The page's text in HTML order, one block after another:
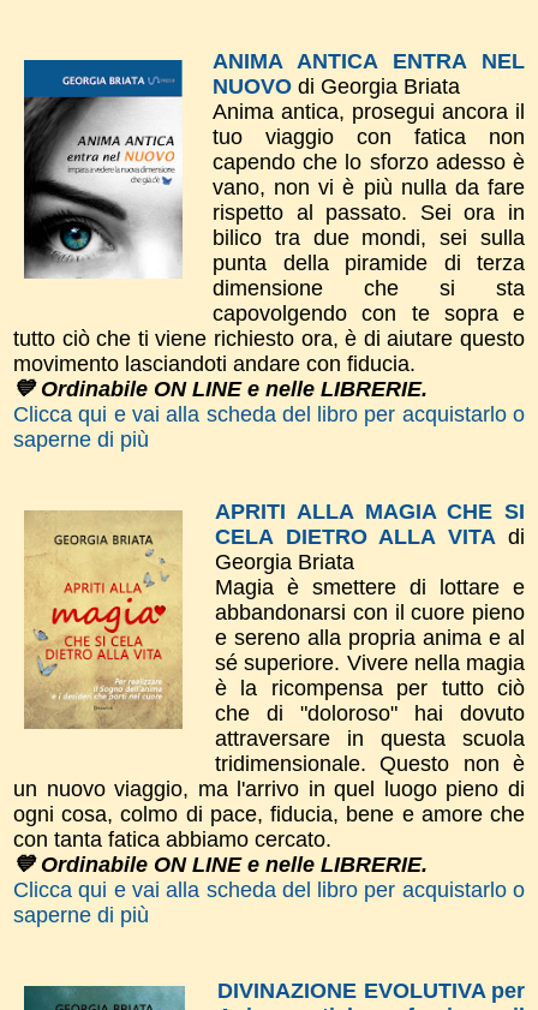
ANIMA ANTICA ENTRA NEL
NUOVO di Georgia Briata
Anima antica, prosegui ancora il
tuo viaggio con fatica non
capendo che lo sforzo adesso è
vano, non vi è più nulla da fare
rispetto al passato. Sei ora in
bilico tra due mondi, sei sulla
punta della piramide di terza
dimensione che si sta
capovolgendo con te sopra e
tutto ciò che ti viene richiesto ora, è di aiutare questo
movimento lasciandoti andare con fiducia.
💙 Ordinabile ON LINE e nelle LIBRERIE.
Clicca qui e vai alla scheda del libro per acquistarlo o
saperne di più
APRITI ALLA MAGIA CHE SI
CELA DIETRO ALLA VITA di
Georgia Briata
Magia è smettere di lottare e
abbandonarsi con il cuore pieno
e sereno alla propria anima e al
sé superiore. Vivere nella magia
è la ricompensa per tutto ciò
che di "doloroso" hai dovuto
attraversare in questa scuola
tridimensionale. Questo non è
un nuovo viaggio, ma l'arrivo in quel luogo pieno di
ogni cosa, colmo di pace, fiducia, bene e amore che
con tanta fatica abbiamo cercato.
💙 Ordinabile ON LINE e nelle LIBRERIE.
Clicca qui e vai alla scheda del libro per acquistarlo o
saperne di più
DIVINAZIONE EVOLUTIVA per